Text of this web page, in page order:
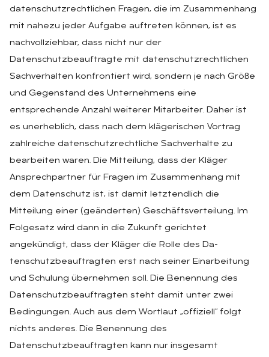
datenschutzrechtlichen Fragen, die im Zusammenhang
mit nahezu jeder Aufgabe auftreten können, ist es
nachvollziehbar, dass nicht nur der
Datenschutzbeauftragte mit datenschutzrechtlichen
Sachverhalten konfrontiert wird, sondern je nach Größe
und Gegenstand des Unternehmens eine
entsprechende Anzahl weiterer Mitarbeiter. Daher ist
es unerheblich, dass nach dem klägerischen Vortrag
zahlreiche datenschutzrechtliche Sachverhalte zu
bearbeiten waren. Die Mitteilung, dass der Kläger
Ansprechpartner für Fragen im Zusammenhang mit
dem Datenschutz ist, ist damit letztendlich die
Mitteilung einer (geänderten) Geschäftsverteilung. Im
Folgesatz wird dann in die Zukunft gerichtet
angekündigt, dass der Kläger die Rolle des Da-
tenschutzbeauftragten erst nach seiner Einarbeitung
und Schulung übernehmen soll. Die Benennung des
Datenschutzbeauftragten steht damit unter zwei
Bedingungen. Auch aus dem Wortlaut „offiziell“ folgt
nichts anderes. Die Benennung des
Datenschutzbeauftragten kann nur insgesamt